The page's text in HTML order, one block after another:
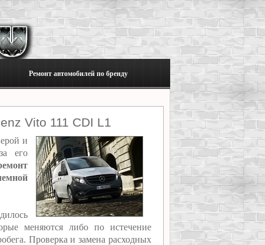
Ремонт автомобилей по бренду
Vito 111 CDI L1
и
его
меняются либо по истечение
Проверка и замена расходных